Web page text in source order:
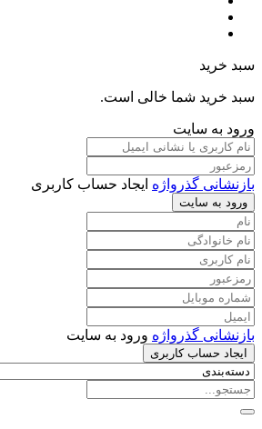
سبد خرید
سبد خرید شما خالی است.
ورود به سایت
بازنشانی گذرواژه ایجاد حساب کاربری
ورود به سایت
بازنشانی گذرواژه ورود به سایت
ایجاد حساب کاربری